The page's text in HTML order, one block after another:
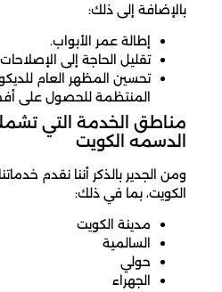
بالإضافة إلى ذلك:
إطالة عمر الأبواب.
تقليل الحاجة إلى
تحسين المظهر العام
المنتظمة للحصول على
مناطق الخدمة التي
الدسمه الكويت
ومن الجدير بالذكر أننا نقدم
الكويت، بما في ذلك:
مدينة الكويت
السالمية
حولي
الجهراء